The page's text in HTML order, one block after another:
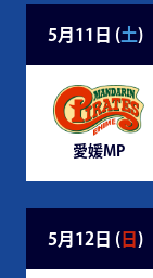
5月11日 (土)
愛媛MP
5月12日 ( 日 )